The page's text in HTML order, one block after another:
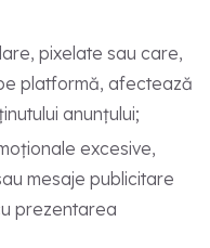
pixelate sau care,
platformă, afectează
anunțului;
excesive,
mesaje publicitare
prezentarea